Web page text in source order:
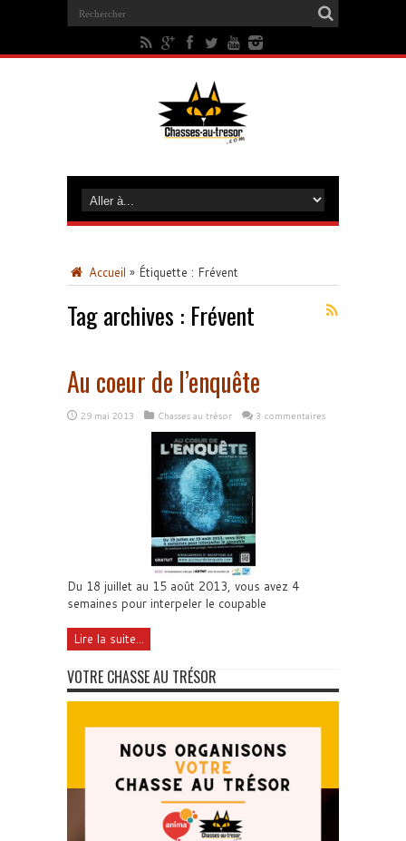
Accueil » Étiquette : Frévent
Tag archives : Frévent
Au coeur de l’enquête
29 mai 2013 Chasses au trésor 3 commentaires
Du 18 juillet au 15 août 2013, vous avez 4
semaines pour interpeler le coupable
Lire la suite...
VOTRE CHASSE AU TRÉSOR